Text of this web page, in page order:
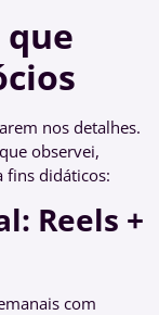
nos detalhes.
observei,
fins didáticos:
Reels +
com